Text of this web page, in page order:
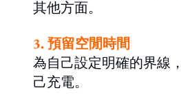
其他方面。
3. 預留空閒時間
為自己設定明確的界線
己充電。